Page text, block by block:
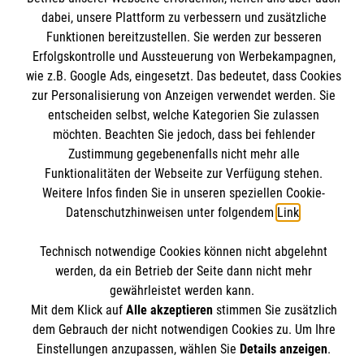
Mitwirken
Ansprechpartner
Standorte
Kontakt
Impressum
Datenschutz
Barrierefreiheit
Medizinproduktesicherheit
Netiquette
Malteser online
Malteser bundesweit
Malteser im Bistum Mainz
Malteserorden
Malteser Jugend
Malteser International
Spendenkonto
Empfänger: Malteser Hilfsdienst e.V.
IBAN: DE53 3706 0193 4004 3550 11
BIC: GENODED1PAX
Der Malteser Hilfsdienst e.V. ist als eingetragene
gemeinnützige Organisation von der Körperschaft- und
dabei, unsere Plattform zu verbessern und zusätzliche
Funktionen bereitzustellen. Sie werden zur besseren
Erfolgskontrolle und Aussteuerung von Werbekampagnen,
wie z.B. Google Ads, eingesetzt. Das bedeutet, dass Cookies
zur Personalisierung von Anzeigen verwendet werden. Sie
entscheiden selbst, welche Kategorien Sie zulassen
möchten. Beachten Sie jedoch, dass bei fehlender
Zustimmung gegebenenfalls nicht mehr alle
Funktionalitäten der Webseite zur Verfügung stehen.
Weitere Infos finden Sie in unseren speziellen Cookie-
Datenschutzhinweisen unter folgendem Link.
Technisch notwendige Cookies können nicht abgelehnt
werden, da ein Betrieb der Seite dann nicht mehr
gewährleistet werden kann.
Mit dem Klick auf Alle akzeptierenstimmen Sie zusätzlich
dem Gebrauch der nicht notwendigen Cookies zu. Um Ihre
Einstellungen anzupassen, wählen Sie Details anzeigen.